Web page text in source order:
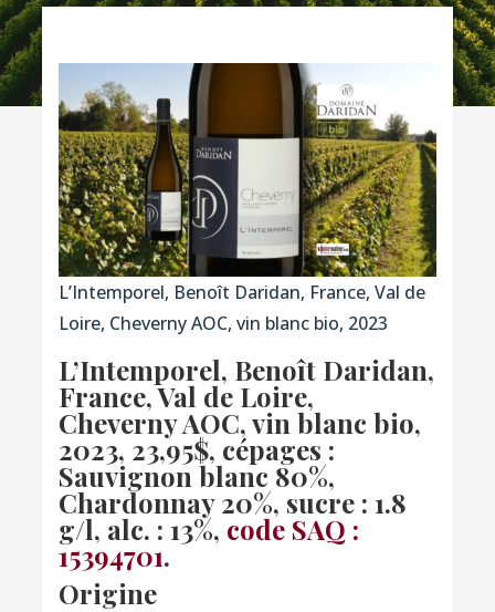
L’Intemporel, Benoît Daridan, France, Val de
Loire, Cheverny AOC, vin blanc bio, 2023
L’Intemporel, Benoît Daridan,
France, Val de Loire,
Cheverny AOC, vin blanc bio,
2023, 23,95$, cépages :
Sauvignon blanc 80%,
Chardonnay 20%, sucre : 1.8
g/l, alc. : 13%, code SAQ :
15394701.
Origine